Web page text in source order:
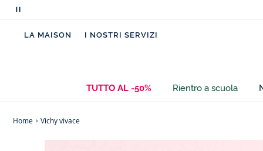
Metti
pausa
LA MAISON I NOSTRI SERVIZI
TUTTO AL -50% Rientro a scuola
Home Vichy vivace